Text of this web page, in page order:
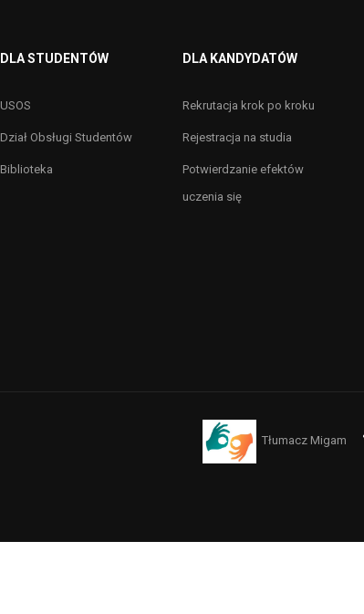
DLA STUDENTÓW
USOS
Dział Obsługi Studentów
Biblioteka
DLA KANDYDATÓW
Rekrutacja krok po kroku
Rejestracja na studia
Potwierdzanie efektów
uczenia się
Tłumacz Migam